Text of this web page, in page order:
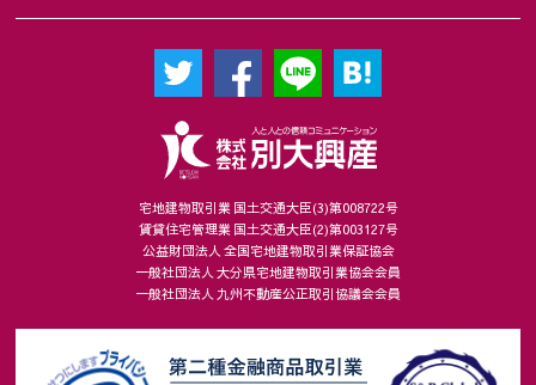
宅地建物取引業 国土交通大臣(3)第008722号
賃貸住宅管理業 国土交通大臣(2)第003127号
公益財団法人 全国宅地建物取引業保証協会
一般社団法人 大分県宅地建物取引業協会会員
一般社団法人 九州不動産公正取引協議会会員